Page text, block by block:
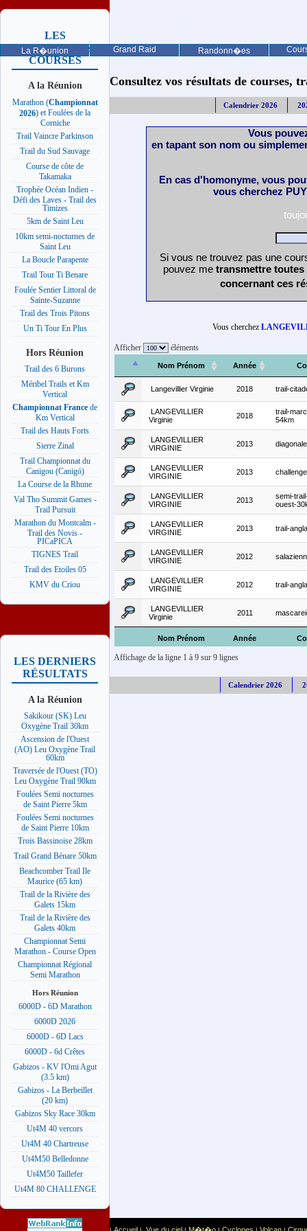
La R�union Grand Raid Randonn�es
LES
PROCHAINES
COURSES
A la Réunion
Marathon (Championnat
2026) et Foulées de la
Corniche
Trail Vaincre Parkinson
Trail du Sud Sauvage
Course de côte de
Takamaka
Trophée Océan Indien -
Défi des Laves - Trail des
Timizes
5km de Saint Leu
10km semi-nocturnes de
Saint Leu
La Boucle Parapente
Trail Tour Ti Benare
Foulée Sentier Littoral de
Sainte-Suzanne
Trail des Trois Pitons
Un Ti Tour En Plus
Hors Réunion
Trail des 6 Burons
Méribel Trails et Km
Vertical
Championnat France de
Km Vertical
Trail des Hauts Forts
Sierre Zinal
Trail Championnat du
Canigou (Canigó)
La Course de la Rhune
Val Tho Summit Games -
Trail Pursuit
Marathon du Montcalm -
Trail des Novis -
PICaPICA
TIGNES Trail
Trail des Etoiles 05
KMV du Criou
LES DERNIERS
RÉSULTATS
A la Réunion
Sakikour (SK) Leu
Oxygène Trail 30km
Ascension de l'Ouest
(AO) Leu Oxygène Trail
60km
Traversée de l'Ouest (TO)
Leu Oxygène Trail 90km
Foulées Semi nocturnes
de Saint Pierre 5km
Foulées Semi nocturnes
de Saint Pierre 10km
Trois Bassinoise 28km
Trail Grand Bénare 50km
Beachcomber Trail Ile
Maurice (65 km)
Trail de la Rivière des
Galets 15km
Trail de la Rivière des
Galets 40km
Championnat Semi
Marathon - Course Open
Championnat Régional
Semi Marathon
Hors Réunion
6000D - 6D Marathon
6000D 2026
6000D - 6D Lacs
6000D - 6d Crêtes
Gabizos - KV l'Omi Agut
(3.5 km)
Gabizos - La Berbeillet
(20 km)
Gabizos Sky Race 30km
Ut4M 40 vercors
Ut4M 40 Chartreuse
Ut4M50 Belledonne
Ut4M50 Taillefer
Ut4M 80 CHALLENGE
Consultez vos résultats de courses,
Calendrier 2026
Vous
en tapant son nom ou
En cas d'homonyme, vous
vous cherchez
Si vous ne trouvez pas une
pouvez me transmettre
concernant ces
Vous cherchez
Afficher éléments
Nom Prénom Année
Nom Prénom Année
Langevillier Virginie 2018 trail-
LANGEVILLIER
Virginie
2018
trail-
54km
LANGEVILLIER
VIRGINIE
2013 diagonale
LANGEVILLIER
VIRGINIE
2013
LANGEVILLIER
VIRGINIE
2013
semi-
ouest-
LANGEVILLIER
VIRGINIE
2013 trail-
LANGEVILLIER
VIRGINIE
2012
LANGEVILLIER
VIRGINIE
2012 trail-
LANGEVILLIER
Virginie
2011
Affichage de la ligne 1 à 9 sur 9 lignes
Calendrier 2026